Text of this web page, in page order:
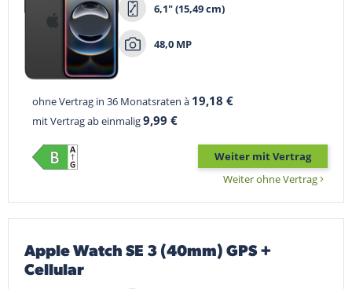
6,1" (15,49 cm)
48,0 MP
ohne Vertrag in 36 Monatsraten à 19,18 €
mit Vertrag ab einmalig9,99 €
Weiter mit Vertrag
Weiter ohne Vertrag
Apple Watch SE 3 (40mm) GPS +
Cellular